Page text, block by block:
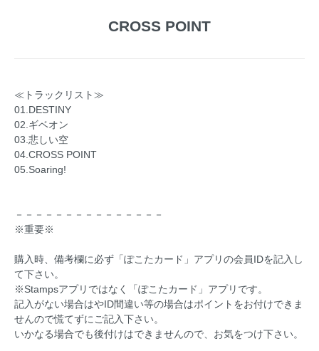
CROSS POINT
≪トラックリスト≫
01.DESTINY
02.ギベオン
03.悲しい空
04.CROSS POINT
05.Soaring!
－－－－－－－－－－－－－－－
※重要※
購入時、備考欄に必ず「ぽこたカード」アプリの会員IDを記入し
て下さい。
※Stampsアプリではなく「ぽこたカード」アプリです。
記入がない場合はやID間違い等の場合はポイントをお付けできま
せんので慌てずにご記入下さい。
いかなる場合でも後付けはできませんので、お気をつけ下さい。